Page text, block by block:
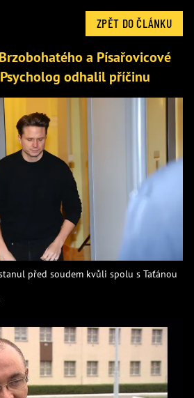
ZPĚT DO ČLÁNKU
a Písařovicové
odhalil příčinu
před soudem kvůli spolu s Taťánou